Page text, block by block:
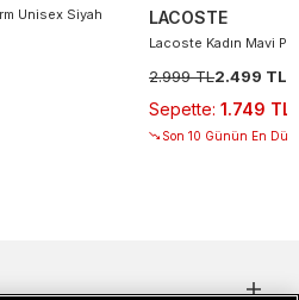
Unisex Siyah
LACOSTE
Lacoste Kadın Mavi
2.999 TL2.499 TL
Sepette: 1.749 TL
Son 10 Günün En